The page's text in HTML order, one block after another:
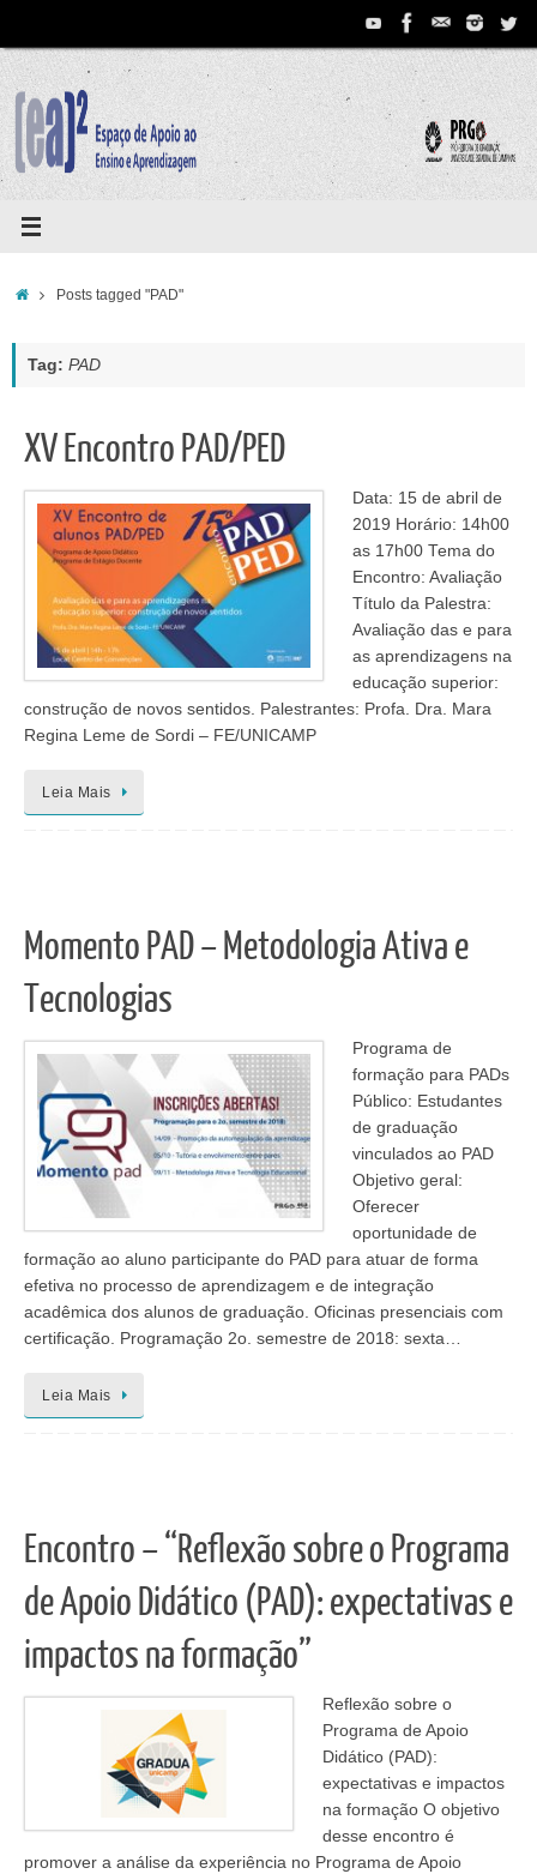
conteúdo
HomePosts tagged "PAD"
Tag: PAD
XV Encontro PAD/PED
Data: 15 de abril de
2019 Horário: 14h00
as 17h00 Tema do
Encontro: Avaliação
Título da Palestra:
Avaliação das e para
as aprendizagens na
educação superior:
construção de novos sentidos. Palestrantes: Profa. Dra. Mara
Regina Leme de Sordi – FE/UNICAMP
Leia Mais
Momento PAD – Metodologia Ativa e
Tecnologias
Programa de
formação para PADs
Público: Estudantes
de graduação
vinculados ao PAD
Objetivo geral:
Oferecer
oportunidade de
formação ao aluno participante do PAD para atuar de forma
efetiva no processo de aprendizagem e de integração
acadêmica dos alunos de graduação. Oficinas presenciais com
certificação. Programação 2o. semestre de 2018: sexta…
Leia Mais
Encontro – “Reflexão sobre o Programa
de Apoio Didático (PAD): expectativas e
impactos na formação”
Reflexão sobre o
Programa de Apoio
Didático (PAD):
expectativas e impactos
na formação O objetivo
desse encontro é
promover a análise da experiência no Programa de Apoio